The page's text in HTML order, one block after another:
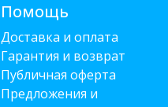
Помощь
Доставка и оплата
Гарантия и возврат
Публичная оферта
Предложения и